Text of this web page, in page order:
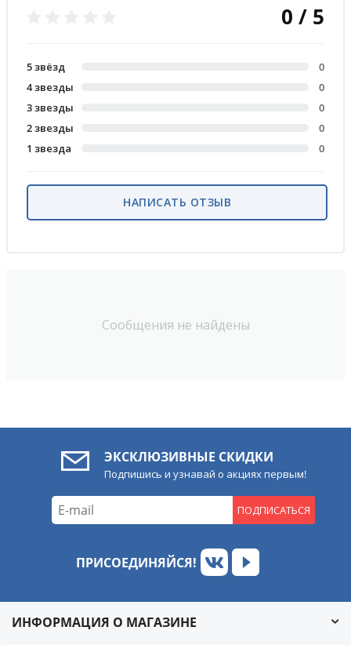
Сообщения не найдены
0 / 5
5 звёзд
0
4 звезды
0
3 звезды
0
2 звезды
0
1 звезда
0
НАПИСАТЬ ОТЗЫВ
ЭКСКЛЮЗИВНЫЕ СКИДКИ
Подпишись и узнавай о акциях первым!
ПОДПИСАТЬСЯ
ПРИСОЕДИНЯЙСЯ!
ИНФОРМАЦИЯ О МАГАЗИНЕ